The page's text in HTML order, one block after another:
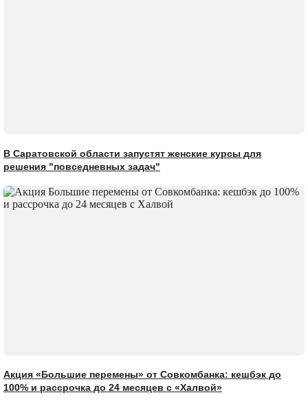
В Саратовской области запустят женские курсы для
решения "повседневных задач"
Акция «Большие перемены» от Совкомбанка: кешбэк до
100% и рассрочка до 24 месяцев с «Халвой»